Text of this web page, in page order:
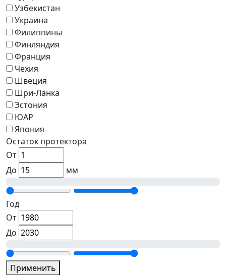
Узбекистан
Украина
Филиппины
Финляндия
Франция
Чехия
Швеция
Шри-Ланка
Эстония
ЮАР
Япония
Остаток протектора
От
До
мм
Год
От
До
Применить